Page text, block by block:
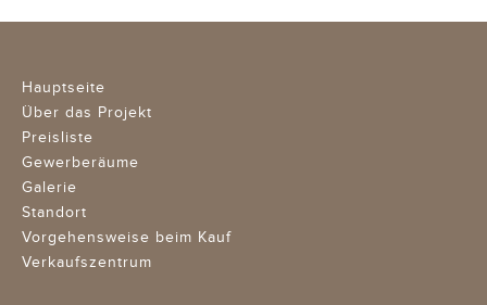
Hauptseite
Über das Projekt
Preisliste
Gewerberäume
Galerie
Standort
Vorgehensweise beim Kauf
Verkaufszentrum